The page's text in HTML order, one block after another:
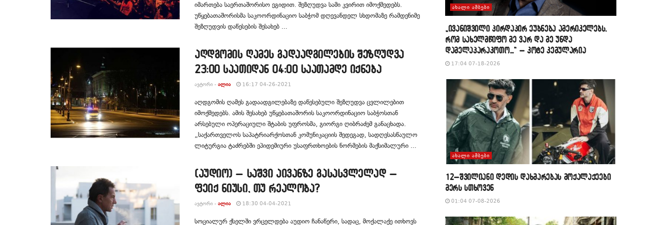
იმართება საერთაშორისო ეგიდით. შეზღუდვა სამი კვირით იმოქმედებს.
უწყებათაშორისმა საკოორდინაციო საბჭომ დღევანდელ სხდომაზე რამდენიმე
შეზღუდვის დაწესების შესახებ ...
აღდგომის ღამეს გადაადგილების შეზღუდვა
23:00 საათიდან 04:00 საათამდე იქნება
ᲐᲕᲢᲝᲠᲘ - ᲐᲚᲘᲐ 16:17 04-26-2021
აღდგომის ღამეს გადაადგილებაზე დაწესებული შეზღუდვა ცვლილებით
იმოქმედებს. ამის შესახებ უწყებათაშორის საკოორდინაციო საბჭოსთან
არსებული ოპერაციული შტაბის უფროსმა, გიორგი ღიბრაძემ განაცხადა.
„საქართველოს საპატრიარქოსთან კომუნიკაციის შედეგად, სადღესასწაულო
ლიტურგია ტაძრებში ეპიდემიური უსაფრთხოების ნორმების მაქსიმალური ...
(აუდიო) – საშვი აივანზე გასასვლელად –
ფეიქ ნიუსი, თუ რეალობა?
ᲐᲕᲢᲝᲠᲘ - ᲐᲚᲘᲐ 18:30 04-04-2021
სოციალურ ქსელში ვრცელდება აუდიო ჩანაწერი, სადაც, მოქალაქე ითხოვს
ᲐᲮᲐᲚᲘ ᲐᲛᲑᲔᲑᲘ
„ივანიშვილი პირდაპირ ეუბნება ამერიკელებს,
რომ სახელმწიფო მე ვარ და მე უნდა
დამელაპარაკოთო…“ – კოტე კემულარია
17:04 07-18-2026
ᲐᲮᲐᲚᲘ ᲐᲛᲑᲔᲑᲘ
12–შვილიანი დედის დახმარებას მოქალაქეები
მერს სთხოვენ
01:04 07-08-2026